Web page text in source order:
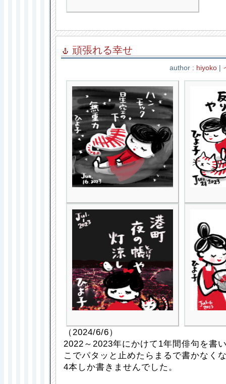
頑張れる幸せ
author : hiyoko |
（2024/6/6）
2022～2023年にかけて1年間俳句を書
こでパタッと止めたらまるで書かなく
4本しか書きませんでした。